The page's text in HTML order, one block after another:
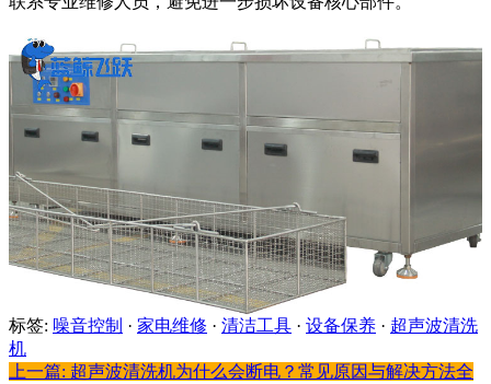
标签: 噪音控制 · 家电维修 · 清洁工具 · 设备保养 · 超声波清洗
机
上一篇: 超声波清洗机为什么会断电？常见原因与解决方法全